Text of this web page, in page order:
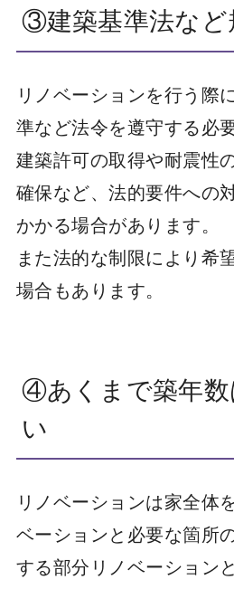
③建築基準法など
リノベーションを行う際
準など法令を遵守する必
建築許可の取得や耐震性
確保など、法的要件への
かかる場合があります。
また法的な制限により希
場合もあります。
④あくまで築年数
い
リノベーションは家全体
ベーションと必要な箇所
する部分リノベーション